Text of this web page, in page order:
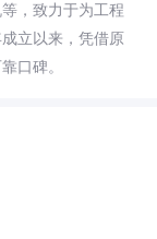
，致力于为工程
立以来，凭借原
口碑。